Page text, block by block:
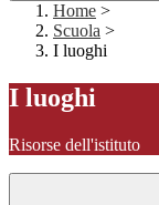
Home >
Scuola >
I luoghi
I luoghi
Risorse dell'istituto